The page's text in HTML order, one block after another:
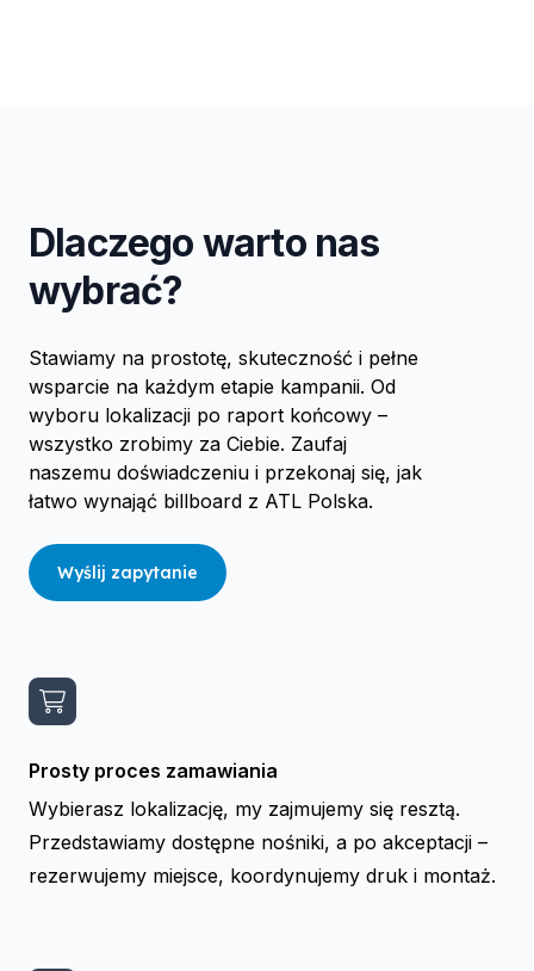
Dlaczego warto nas
wybrać?
Stawiamy na prostotę, skuteczność i pełne
wsparcie na każdym etapie kampanii. Od
wyboru lokalizacji po raport końcowy –
wszystko zrobimy za Ciebie. Zaufaj
naszemu doświadczeniu i przekonaj się, jak
łatwo wynająć billboard z ATL Polska.
Wyślij zapytanie
Prosty proces zamawiania
Wybierasz lokalizację, my zajmujemy się resztą.
Przedstawiamy dostępne nośniki, a po akceptacji –
rezerwujemy miejsce, koordynujemy druk i montaż.